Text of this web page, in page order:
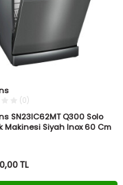
(0)
SN23IC62MT Q300 Solo
Makinesi Siyah Inox 60 Cm
TL